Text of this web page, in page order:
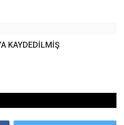
KAYDEDİLMİŞ